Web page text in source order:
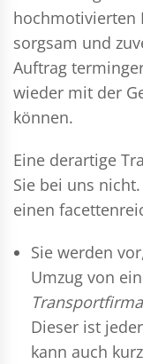
hochmotivierten
sorgsam und
Auftrag
wieder mit der
können.
Eine derartige
Sie bei uns
einen
Sie werden
Umzug von
Dieser ist
kann auch